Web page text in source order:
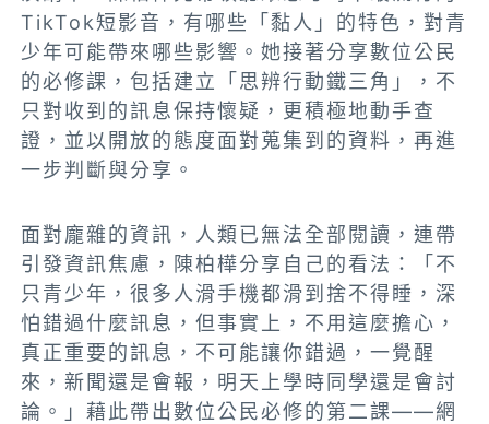
TikTok短影音，有哪些「黏人」的特色，對青
少年可能帶來哪些影響。她接著分享數位公民
的必修課，包括建立「思辨行動鐵三角」，不
只對收到的訊息保持懷疑，更積極地動手查
證，並以開放的態度面對蒐集到的資料，再進
一步判斷與分享。
面對龐雜的資訊，人類已無法全部閱讀，連帶
引發資訊焦慮，陳柏樺分享自己的看法：「不
只青少年，很多人滑手機都滑到捨不得睡，深
怕錯過什麼訊息，但事實上，不用這麼擔心，
真正重要的訊息，不可能讓你錯過，一覺醒
來，新聞還是會報，明天上學時同學還是會討
論。」藉此帶出數位公民必修的第二課——網